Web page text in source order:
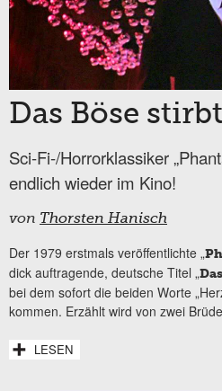
Das Böse
Sci-Fi-/Horrorklassiker
endlich wieder im Kino!
von Thorsten Hanisch
Der 1979 erstmals veröffentlichte „
dick auftragende, deutsche Titel „
bei dem sofort die beiden Worte
kommen. Erzählt wird von zwei
LESEN